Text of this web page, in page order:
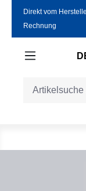
Zum Hauptinhalt
Direkt vom
Rechnung